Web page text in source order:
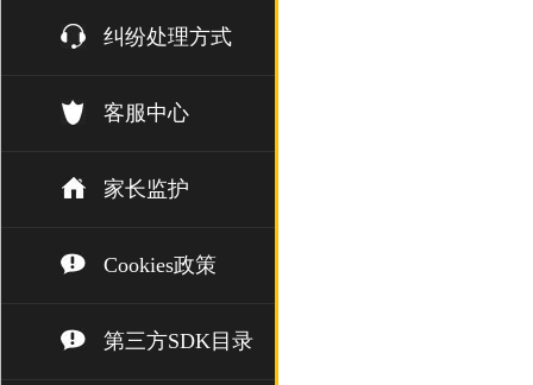
纠纷处理方式
客服中心
家长监护
Cookies政策
第三方SDK目录